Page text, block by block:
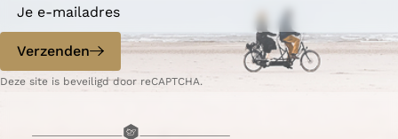
p
W
h
p
e
-
Verzenden
Deze site is beveiligd door reCAPTCHA.